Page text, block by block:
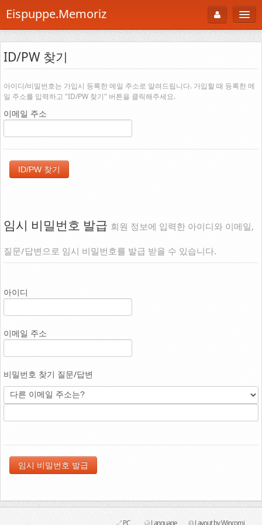
Eispuppe.Memoriz
About
AboutTori
Photo
B Cut
Portfolio
공부방
ID/PW 찾기
아이디/비밀번호는 가입시 등록한 메일 주소로 알려드립니다. 가입할 때 등록한 메
일 주소를 입력하고 "ID/PW 찾기" 버튼을 클릭해주세요.
이메일 주소
임시 비밀번호 발급 회원 정보에 입력한 아이디와 이메일,
질문/답변으로 임시 비밀번호를 발급 받을 수 있습니다.
아이디
이메일 주소
비밀번호 찾기 질문/답변
PC Language Layout by Wincomi